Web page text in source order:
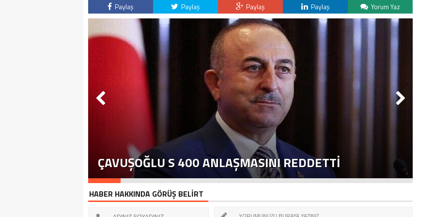
Paylaş Paylaş Paylaş Paylaş Yorum Yaz
ÇAVUŞOĞLU S 400 ANLAŞMASINI REDDETTI
HABER HAKKINDA GÖRÜŞ BELİRT